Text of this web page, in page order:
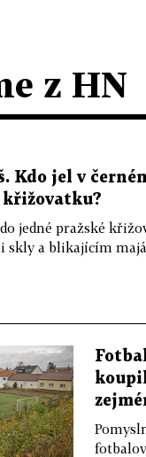
z HN
Kdo jel v
křižovatku?
jedné pražské
skly a blikajícím